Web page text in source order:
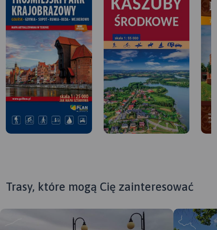
Trasy, które mogą Cię zainteresować